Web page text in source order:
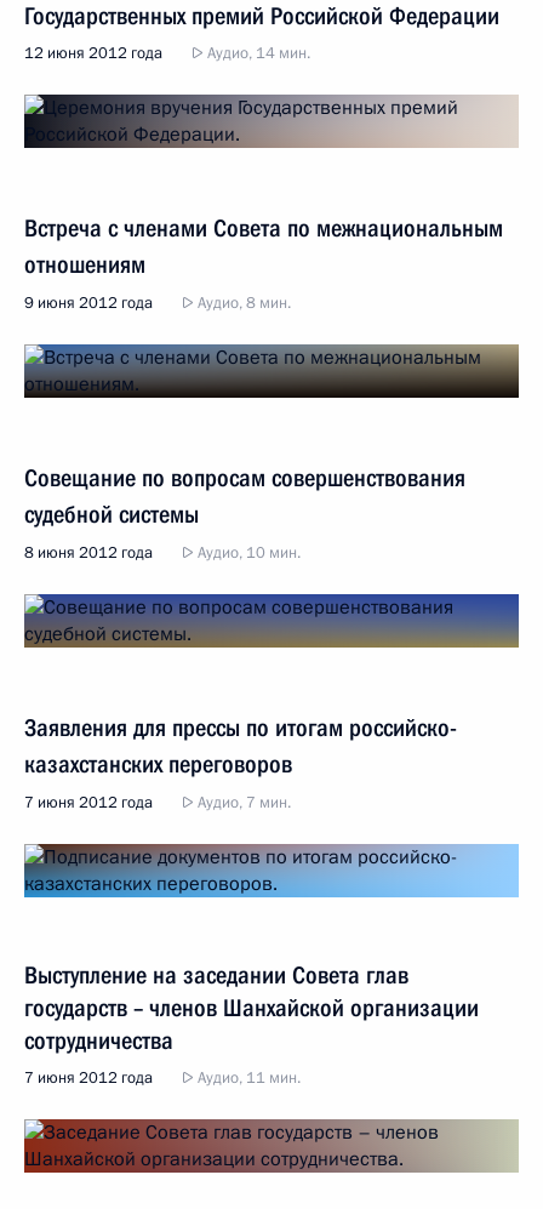
Государственных премий Российской Федерации
12 июня 2012 года Аудио, 14 мин.
Встреча с членами Совета по межнациональным
отношениям
9 июня 2012 года Аудио, 8 мин.
Совещание по вопросам совершенствования
судебной системы
8 июня 2012 года Аудио, 10 мин.
Заявления для прессы по итогам российско-
казахстанских переговоров
7 июня 2012 года Аудио, 7 мин.
Выступление на заседании Совета глав
государств – членов Шанхайской организации
сотрудничества
7 июня 2012 года Аудио, 11 мин.